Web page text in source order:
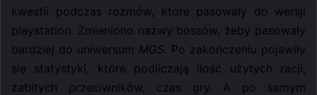
kwestii podczas rozmów, które pasowały do wersji
playstation. Zmieniono nazwy bossów, żeby pasowały
bardziej do uniwersum MGS. Po zakończeniu pojawiły
się statystyki, które podliczają ilość użytych racji,
zabitych przeciwników, czas gry. A po samym